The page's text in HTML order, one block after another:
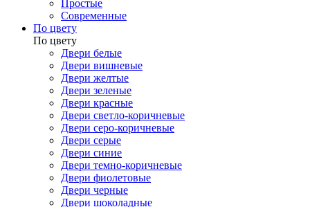
Простые
Современные
По цвету
По цвету
Двери белые
Двери вишневые
Двери желтые
Двери зеленые
Двери красные
Двери светло-коричневые
Двери серо-коричневые
Двери серые
Двери синие
Двери темно-коричневые
Двери фиолетовые
Двери черные
Двери шоколадные